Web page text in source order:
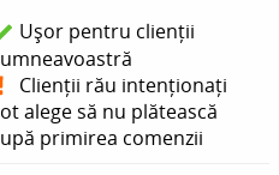
Ușor pentru clienții
Clienții rău intenționați
alege să nu plătească
primirea comenzii